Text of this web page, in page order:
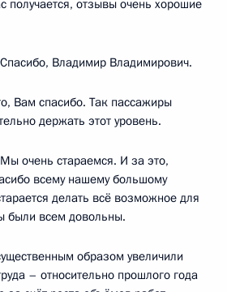
получается, отзывы очень хорошие
Спасибо, Владимир Владимирович.
Вам спасибо. Так пассажиры
держать этот уровень.
Мы очень стараемся. И за это,
всему нашему большому
делать всё возможное для
были всем довольны.
образом увеличили
– относительно прошлого года